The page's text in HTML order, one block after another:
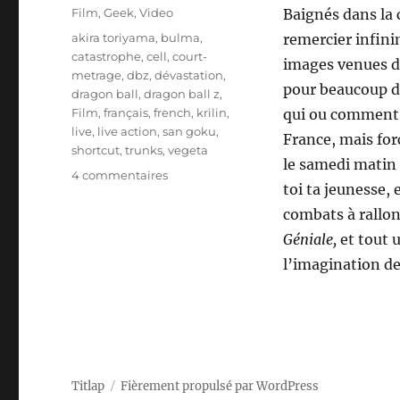
Baignés dans la
remercier
images venues
pour beaucoup
qui ou
France, mais
le samedi matin
toi ta jeunesse,
combats à
Géniale, et tout
l’imagination
le
Catégories
Film,Geek,Video
Étiquettes
akira toriyama, bulma,
catastrophe,cell,court-
metrage,dbz,dévastation,
dragon ball,dragon ball z,
Film,français,french, krilin,
live, live action,san goku,
shortcut,trunks,vegeta
4 commentairessur
Titlap Fièrement propulsé par WordPress